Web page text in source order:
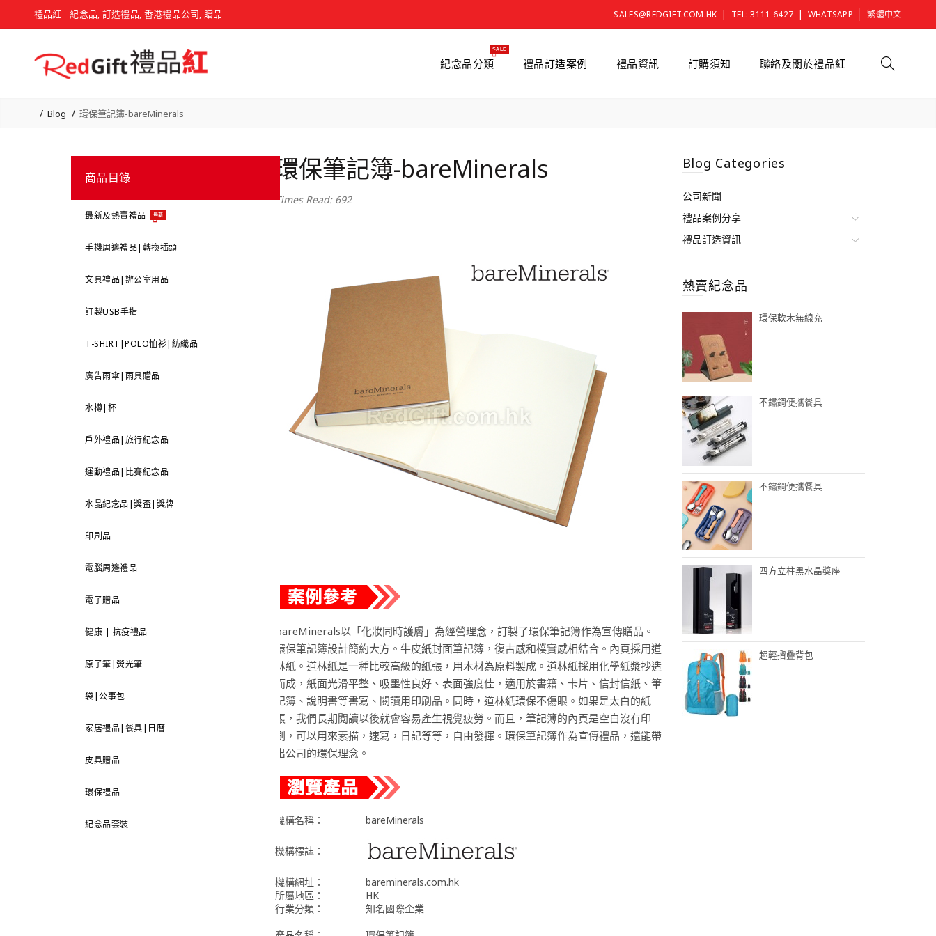
禮品紅 - 紀念品, 訂造禮品, 香港禮品公司, 贈品 SALES@REDGIFT.COM.HK | TEL: 3111 6427 | WHATSAPP 繁體中文
紀念品分類
SALE
禮品訂造案例 禮品資訊 訂購須知 聯絡及關於禮品紅
Blog 環保筆記簿-bareMinerals
商品目錄
最新及熱賣禮品 最新
手機周邊禮品|轉換插頭
文具禮品|辦公室用品
訂製USB手指
T-SHIRT|POLO恤衫|紡織品
廣告雨傘|雨具贈品
水樽|杯
戶外禮品|旅行紀念品
運動禮品|比賽紀念品
水晶紀念品|獎盃|獎牌
印刷品
電腦周邊禮品
電子贈品
健康 | 抗疫禮品
原子筆|熒光筆
袋|公事包
家居禮品|餐具|日曆
皮具贈品
環保禮品
紀念品套裝
環保筆記簿-bareMinerals
Times Read: 692
bareMinerals以「化妝同時護膚」為經營理念，訂製了環保筆記簿作為宣傳贈品。
環保筆記簿設計簡約大方。牛皮紙封面筆記簿，復古感和樸實感相結合。內頁採用道
林紙。道林紙是一種比較高級的紙張，用木材為原料製成。道林紙採用化學紙漿抄造
而成，紙面光滑平整、吸墨性良好、表面強度佳，適用於書籍、卡片、信封信紙、筆
記簿、說明書等書寫、閱讀用印刷品。同時，道林紙環保不傷眼。如果是太白的紙
張，我們長期閱讀以後就會容易產生視覺疲勞。而且，筆記簿的內頁是空白沒有印
刷，可以用來素描，速寫，日記等等，自由發揮。環保筆記簿作為宣傳禮品，還能帶
出公司的環保理念。
機構名稱： bareMinerals
機構標誌：
機構網址：
bareminerals.com.hk
所屬地區：
HK
行業分類：
知名國際企業
Blog Categories
公司新聞
禮品案例分享
禮品訂造資訊
熱賣紀念品
環保軟木無線充
不鏽鋼便攜餐具
不鏽鋼便攜餐具
四方立柱黑水晶獎座
超輕摺疊背包